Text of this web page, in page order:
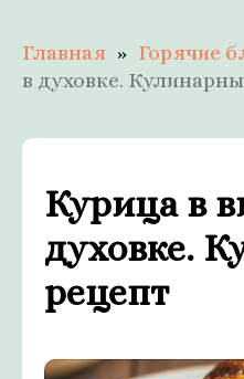
Главная Горячие
в духовке.
Курица в
духовке.
рецепт